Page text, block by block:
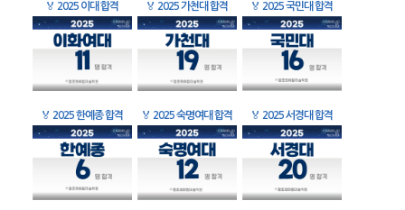
🏅 2025 이대 합격 🏅 2025 가천대 합격 🏅 2025 국민대 합격
🏅 2025 한예종 합격 🏅 2025 숙명여대 합격 🏅 2025 서경대 합격